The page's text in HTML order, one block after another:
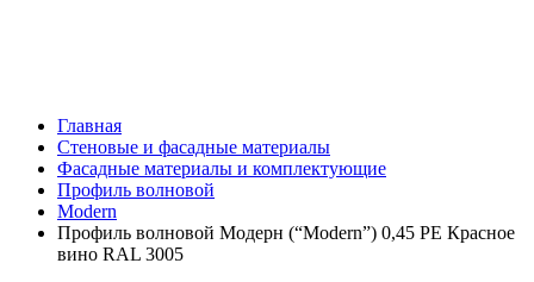
Главная
Стеновые и фасадные материалы
Фасадные материалы и комплектующие
Профиль волновой
Modern
Профиль волновой Модерн (“Modern”) 0,45 PE Красное
вино RAL 3005